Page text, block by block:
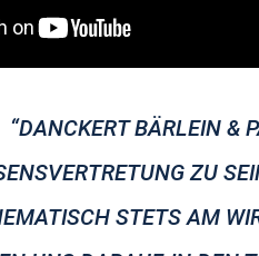
“DANCKERT BÄRLEIN &
ZU
STETS AM